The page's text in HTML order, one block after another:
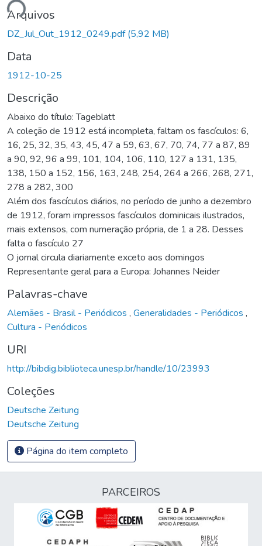
Arquivos
DZ_Jul_Out_1912_0249.pdf(5,92 MB)
Data
1912-10-25
Descrição
Abaixo do título: Tageblatt
A coleção de 1912 está incompleta, faltam os fascículos: 6,
16, 25, 32, 35, 43, 45, 47 a 59, 63, 67, 70, 74, 77 a 87, 89
a 90, 92, 96 a 99, 101, 104, 106, 110, 127 a 131, 135,
138, 150 a 152, 156, 163, 248, 254, 264 a 266, 268, 271,
278 a 282, 300
Além dos fascículos diários, no período de junho a dezembro
de 1912, foram impressos fascículos dominicais ilustrados,
mais extensos, com numeração própria, de 1 a 28. Desses
falta o fascículo 27
O jornal circula diariamente exceto aos domingos
Representante geral para a Europa: Johannes Neider
Palavras-chave
Alemães - Brasil - Periódicos , Generalidades - Periódicos ,
Cultura - Periódicos
URI
http://bibdig.biblioteca.unesp.br/handle/10/23993
Coleções
Deutsche Zeitung
Deutsche Zeitung
Página do item completo
PARCEIROS